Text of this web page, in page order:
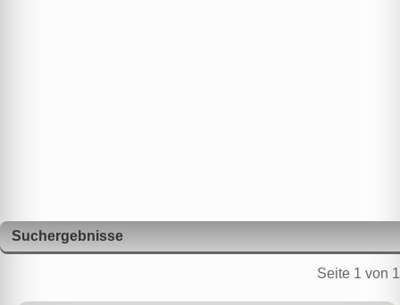
Suchergebnisse
Seite 1 von 1